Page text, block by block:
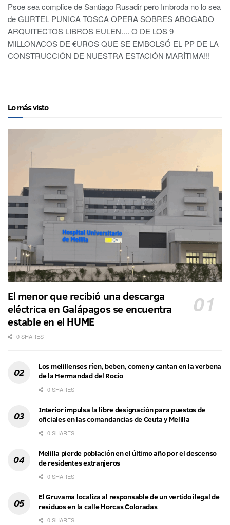
Psoe sea complice de Santiago Rusadir pero Imbroda no lo sea
de GURTEL PUNICA TOSCA OPERA SOBRES ABOGADO
ARQUITECTOS LIBROS EULEN.... O DE LOS 9
MILLONACOS DE €UROS QUE SE EMBOLSÓ EL PP DE LA
CONSTRUCCIÓN DE NUESTRA ESTACIÓN MARÍTIMA!!!
Lo más visto
El menor que recibió una descarga
eléctrica en Galápagos se encuentra
estable en el HUME
0 SHARES
Los melillenses ríen, beben, comen y cantan en la verbena
de la Hermandad del Rocío
0 SHARES
Interior impulsa la libre designación para puestos de
oficiales en las comandancias de Ceuta y Melilla
0 SHARES
Melilla pierde población en el último año por el descenso
de residentes extranjeros
0 SHARES
El Gruvama localiza al responsable de un vertido ilegal de
residuos en la calle Horcas Coloradas
0 SHARES